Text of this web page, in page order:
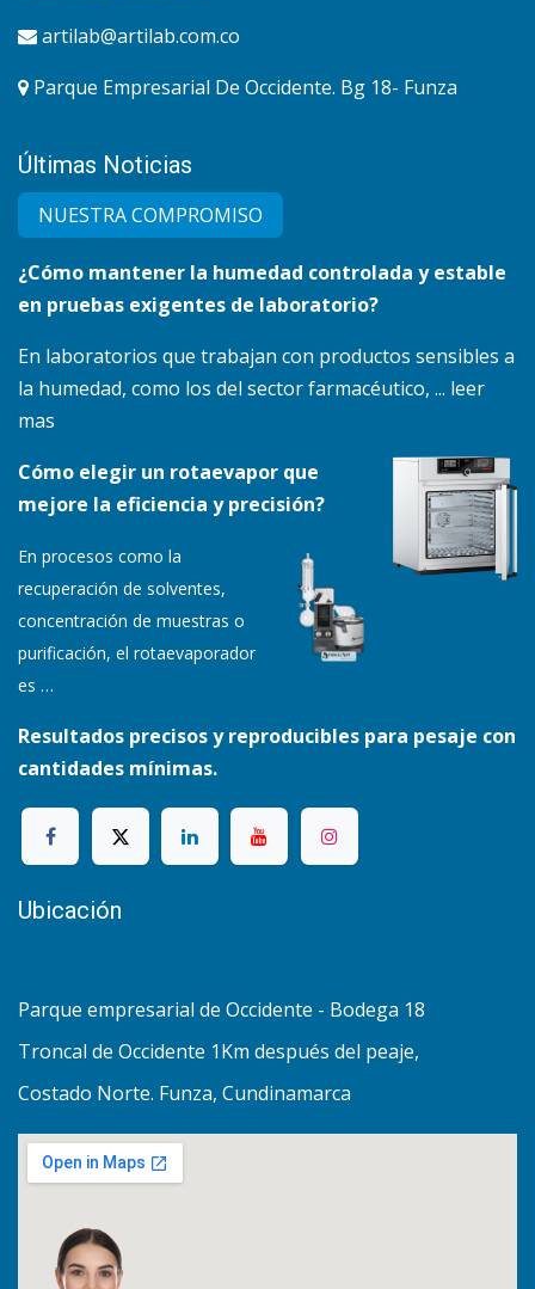
artilab@artilab.com.co
Parque Empresarial De Occidente. Bg 18- Funza
Últimas Noticias
NUESTRA COMPRO​MISO
¿Cómo mantener la humedad controlada y estable
en pruebas exigentes de laboratorio?
En laboratorios que trabajan con productos sensibles a
la humedad, como los del sector farmacéutico, ... leer
mas
Cómo elegir un rotaevapor que
mejore la eficiencia y precisión?
En procesos como la
recuperación de solventes,
concentración de muestras o
purificación, el rotaevaporador
es …
Resultados precisos y reproducibles para pesaje con
cantidades mínimas.
Ubicación
Parque empresarial de Occidente - Bodega 18
Troncal de Occidente 1Km después del peaje,
Costado Norte. Funza, Cundinamarca